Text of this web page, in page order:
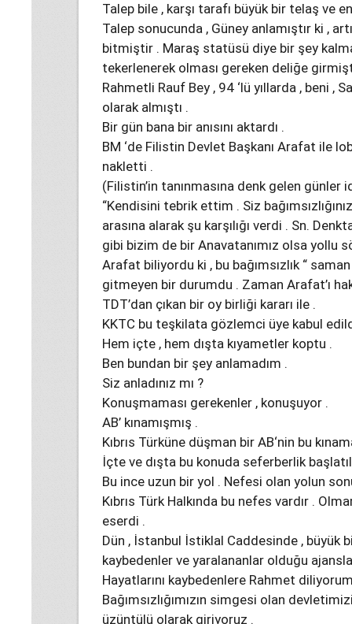
Talep bile , karşı tarafı büyük bir telaş ve
Talep sonucunda , Güney anlamıştır ki ,
bitmiştir . Maraş statüsü diye bir şey
tekerlenerek olması gereken deliğe
Rahmetli Rauf Bey , 94 ‘lü yıllarda , beni ,
olarak almıştı .
Bir gün bana bir anısını aktardı .
BM ‘de Filistin Devlet Başkanı Arafat ile
nakletti .
(Filistin’in tanınmasına denk gelen günler
“Kendisini tebrik ettim . Siz
arasına alarak şu karşılığı verdi . Sn.
gibi bizim de bir Anavatanımız olsa yollu
Arafat biliyordu ki , bu bağımsızlık “
gitmeyen bir durumdu . Zaman Arafat’ı
TDT’dan çıkan bir oy birliği kararı ile .
KKTC bu teşkilata gözlemci üye kabul
Hem içte , hem dışta kıyametler koptu .
Ben bundan bir şey anlamadım .
Siz anladınız mı ?
Konuşmaması gerekenler , konuşuyor .
AB’ kınamışmış .
Kıbrıs Türküne düşman bir AB‘nin bu
İçte ve dışta bu konuda seferberlik
Bu ince uzun bir yol . Nefesi olan yolun
Kıbrıs Türk Halkında bu nefes vardır .
eserdi .
Dün , İstanbul İstiklal Caddesinde , büyük
kaybedenler ve yaralananlar olduğu
Hayatlarını kaybedenlere Rahmet
Bağımsızlığımızın simgesi olan
üzüntülü olarak giriyoruz .